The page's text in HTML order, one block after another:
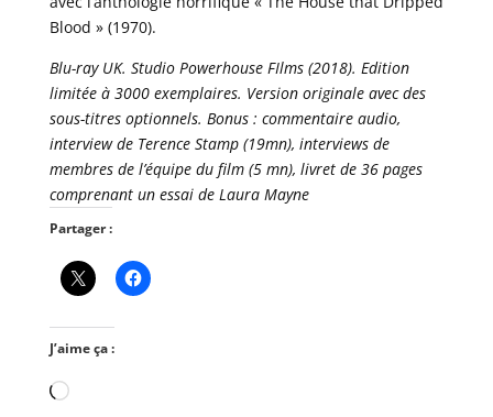
Blood » (1970).
Blu-ray UK. Studio Powerhouse FIlms (2018). Edition
limitée à 3000 exemplaires. Version originale avec des
sous-titres optionnels. Bonus : commentaire audio,
interview de Terence Stamp (19mn), interviews de
membres de l’équipe du film (5 mn), livret de 36 pages
comprenant un essai de Laura Mayne
Partager :
J’aime ça :
Chargement…